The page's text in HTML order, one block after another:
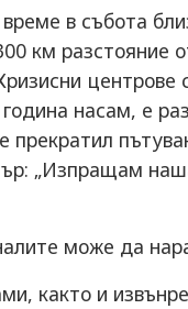
в събота
км разстояние
центрове
насам, е
прекратил
„Изпращам
може да
както и